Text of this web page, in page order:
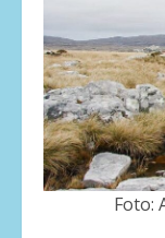
Foto: